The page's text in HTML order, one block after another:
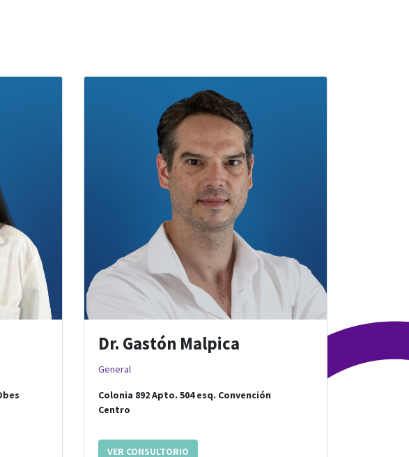
Dr. Gastón Malpica
General
Colonia 892 Apto. 504esq. Convención
Centro
VER CONSULTORIO